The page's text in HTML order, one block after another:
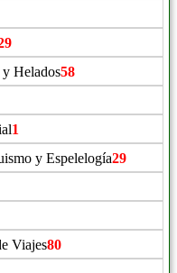
y Helados58
1
y Espelelogía29
Viajes80